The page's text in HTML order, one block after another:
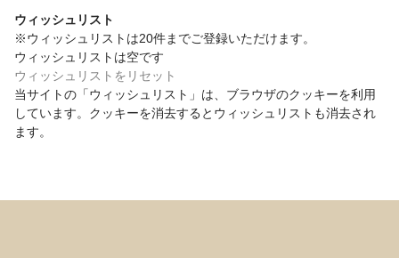
ウィッシュリスト
※ウィッシュリストは20件までご登録いただけます。
ウィッシュリストは空です
ウィッシュリストをリセット
当サイトの「ウィッシュリスト」は、ブラウザのクッキーを利用
しています。クッキーを消去するとウィッシュリストも消去され
ます。